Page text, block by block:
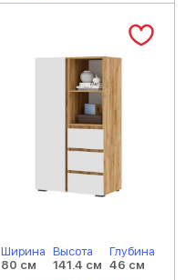
Ширина
80 см
Высота
141.4 см
Глубина
46 см